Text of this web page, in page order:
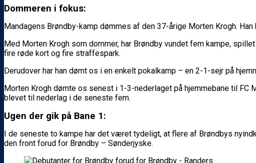
Dommeren i fokus:
Mandagens Brøndby-kamp dømmes af den 37-årige Morten Krogh.
Med Morten Krogh som dommer, har Brøndby vundet fem kampe,
fire røde kort og fire straffespark.
Derudover har han dømt os i en enkelt pokalkamp – en 2-1-sejr på
Morten Krogh dømte os senest i 1-3-nederlaget på hjemmebane til
blevet til nederlag i de seneste fem.
Ugen der gik på Bane 1:
I de seneste to kampe har det været tydeligt, at flere af Brøndbys
den front forud for Brøndby – Sønderjyske.